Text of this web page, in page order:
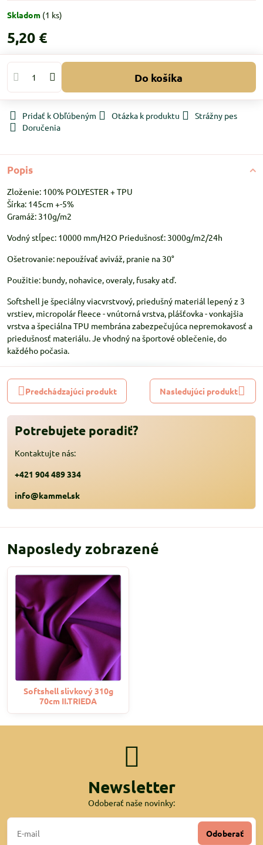
Skladom (1 ks)
5,20 €
Do košíka
Pridať k Obľúbeným Otázka k produktu
Strážny pes
Doručenia
Popis
Zloženie: 100% POLYESTER + TPU
Šírka: 145cm +-5%
Gramáž: 310g/m2
Vodný stĺpec: 10000 mm/H2O Priedušnosť: 3000g/m2/24h
Ošetrovanie: nepoužívať aviváž, pranie na 30°
Použitie: bundy, nohavice, overaly, fusaky atď.
Softshell je špeciálny viacvrstvový, priedušný materiál lepený z 3
vrstiev, micropolár fleece - vnútorná vrstva, plášťovka - vonkajšia
vrstva a špeciálna TPU membrána zabezpečujúca nepremokavosť a
priedušnosť materiálu. Je vhodný na športové oblečenie, do
každého počasia.
Predchádzajúci produkt Nasledujúci produkt
Potrebujete poradiť?
Kontaktujte nás:
+421 904 489 334
info@kammel.sk
Naposledy zobrazené
Softshell slivkový 310g
70cm II.TRIEDA
Newsletter
Odoberať naše novinky:
Odoberať